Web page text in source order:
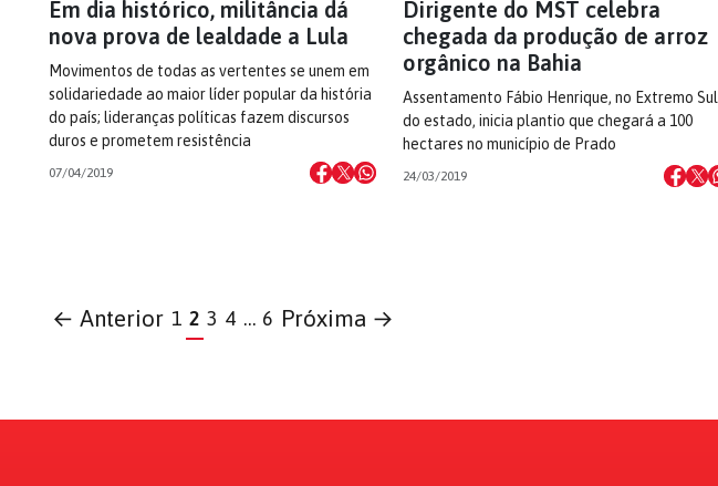
Em dia histórico, militância dá
nova prova de lealdade a Lula
Movimentos de todas as vertentes se unem em
solidariedade ao maior líder popular da história
do país; lideranças políticas fazem discursos
duros e prometem resistência
07/04/2019
Dirigente do MST celebra
chegada da produção de arroz
orgânico na Bahia
Assentamento Fábio Henrique, no Extremo Sul
do estado, inicia plantio que chegará a 100
hectares no município de Prado
24/03/2019
← Anterior 1 2 3 4 … 6 Próxima →